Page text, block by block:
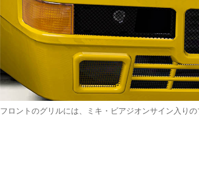
フロントのグリルには、ミキ・ビアジオンサイン入り